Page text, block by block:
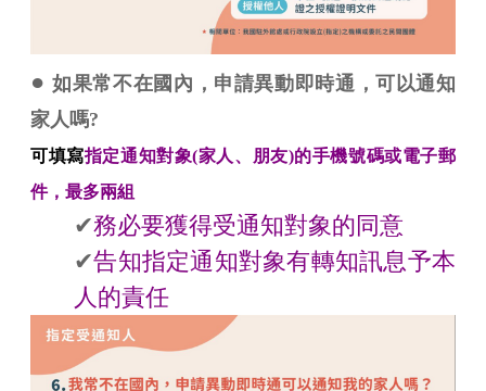
●如果常不在國內，申請異動即時通，可以通知
家人嗎?
可填寫指定通知對象(家人、朋友)的手機號碼或電子郵
件，最多兩組
✔務必要獲得受通知對象的同意
✔告知指定通知對象有轉知訊息予本
人的責任